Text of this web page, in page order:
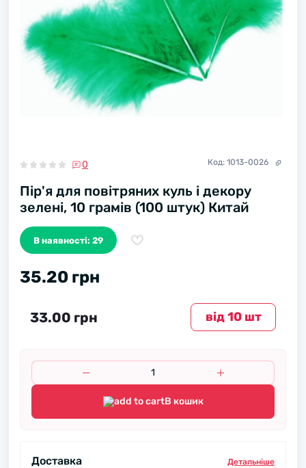
0 Код: 1013-0026
Пір'я для повітряних куль і декору
зелені, 10 грамів (100 штук) Китай
В наявності: 29
35.20 грн
вiд 10 шт
33.00 грн
В кошик
Доставка Детальнiше